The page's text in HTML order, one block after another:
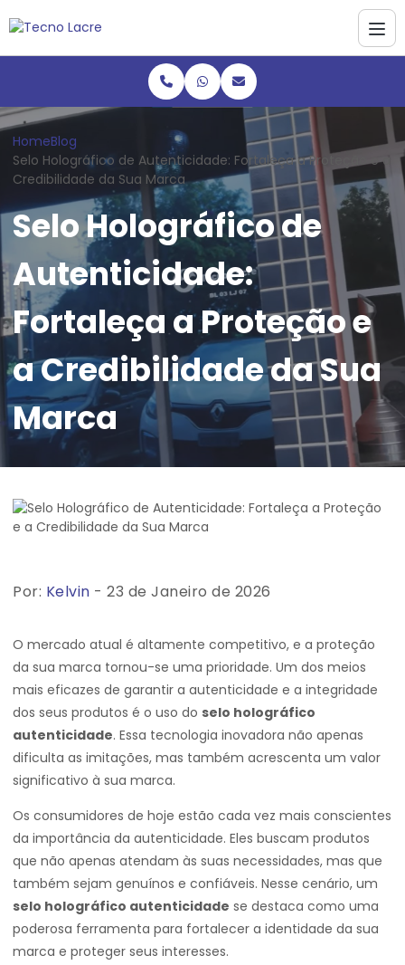
HomeBlog
Selo Holográfico de Autenticidade: Fortaleça a Proteção e a
Credibilidade da Sua Marca
Selo Holográfico de
Autenticidade:
Fortaleça a Proteção e
a Credibilidade da Sua
Marca
Por: Kelvin - 23 de Janeiro de 2026
O mercado atual é altamente competitivo, e a proteção
da sua marca tornou-se uma prioridade. Um dos meios
mais eficazes de garantir a autenticidade e a integridade
dos seus produtos é o uso do selo holográfico
autenticidade. Essa tecnologia inovadora não apenas
dificulta as imitações, mas também acrescenta um valor
significativo à sua marca.
Os consumidores de hoje estão cada vez mais conscientes
da importância da autenticidade. Eles buscam produtos
que não apenas atendam às suas necessidades, mas que
também sejam genuínos e confiáveis. Nesse cenário, um
selo holográfico autenticidade se destaca como uma
poderosa ferramenta para fortalecer a identidade da sua
marca e proteger seus interesses.